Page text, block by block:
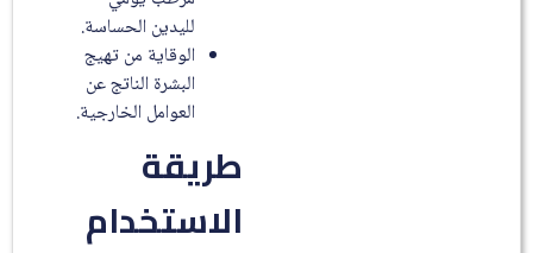
لليدين الحساسة.
الوقاية من تهيج
البشرة الناتج عن
العوامل الخارجية.
طريقة
الاستخدام